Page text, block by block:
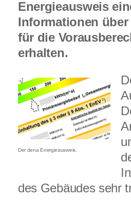
Energieausweis
Informationen
für die
erhalten.
Der dena Energieausweis.
des Gebäudes sehr